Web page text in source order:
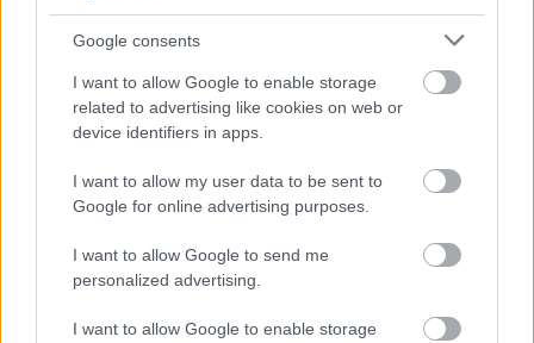
Google consents
I want to allow Google to enable storage
related to advertising like cookies on web or
device identifiers in apps.
I want to allow my user data to be sent to
Google for online advertising purposes.
I want to allow Google to send me
personalized advertising.
I want to allow Google to enable storage
Megtartotta évadzáró társulati ülését a Tomcsa
Sándor Színház. A világjárvány próbára tette az